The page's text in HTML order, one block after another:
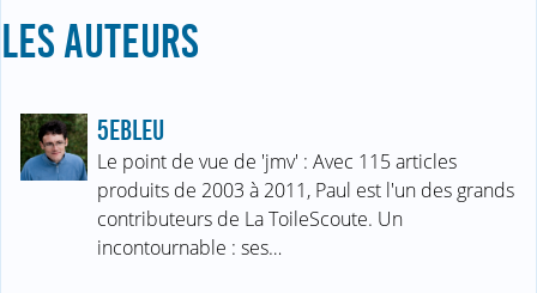
LES AUTEURS
5EBLEU
Le point de vue de 'jmv' : Avec 115 articles
produits de 2003 à 2011, Paul est l'un des grands
contributeurs de La ToileScoute. Un
incontournable : ses…